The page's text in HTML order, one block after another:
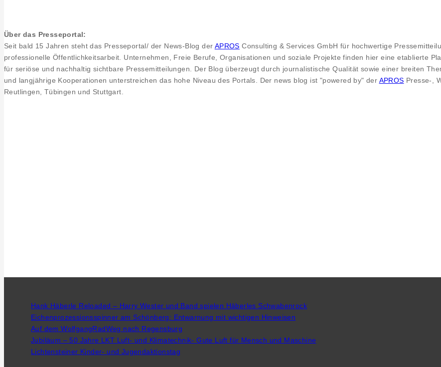
hinnehmbar
Über das Presseportal:
Seit bald 15 Jahren steht das Presseportal/ der News-Blog der APROS Consulting & Services GmbH für hochwertige
professionelle Öffentlichkeitsarbeit. Unternehmen, Freie Berufe, Organisationen und soziale Projekte finden hier eine etablierte
für seriöse und nachhaltig sichtbare Pressemitteilungen. Der Blog überzeugt durch journalistische Qualität sowie einer breiten
und langjährige Kooperationen unterstreichen das hohe Niveau des Portals. Der news blog ist "powered by" der APROS Presse-,
Reutlingen, Tübingen und Stuttgart.
Hank Häberle Reloaded – Harry Wester und Band spielen Häberles Schwabenrock
Eichenprozessionsspinner am Schönberg: Entwarnung mit wichtigen Hinweisen
Auf dem WolfgangRadWeg nach Regensburg
Jubiläum – 50 Jahre LKT Luft- und Klimatechnik- Gute Luft für Mensch und Maschine
Lichtensteiner Kinder- und Jugendaktionstag